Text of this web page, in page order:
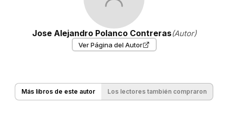
Jose Alejandro Polanco Contreras(Autor)
Ver Página del Autor
Más libros de este autor Los lectores también compraron